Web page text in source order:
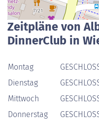
Zeitpläne von
DinnerClub in
Montag
Dienstag
Mittwoch
Donnerstag